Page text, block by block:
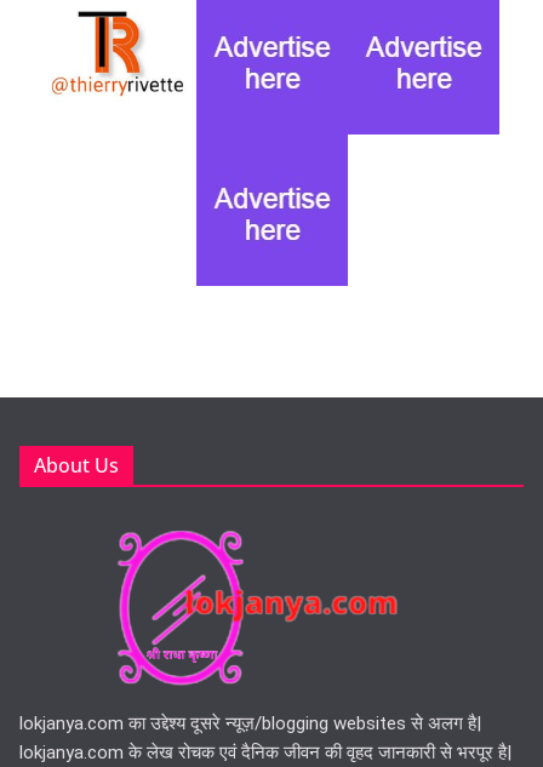
About Us
lokjanya.com का उद्देश्य दूसरे न्यूज़/blogging websites से अलग है|
lokjanya.com के लेख रोचक एवं दैनिक जीवन की वृहद जानकारी से भरपूर है|